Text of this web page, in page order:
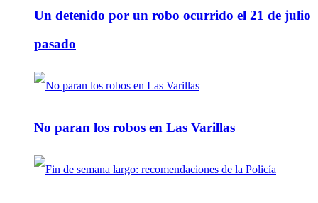
Un detenido por un robo ocurrido el 21 de julio
pasado
No paran los robos en Las Varillas